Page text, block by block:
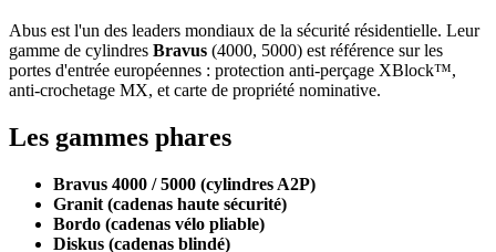
Abus est l'un des leaders mondiaux de la sécurité résidentielle. Leur
gamme de cylindres Bravus (4000, 5000) est référence sur les
portes d'entrée européennes : protection anti-perçage XBlock™,
anti-crochetage MX, et carte de propriété nominative.
Les gammes phares
Bravus 4000 / 5000 (cylindres A2P)
Granit (cadenas haute sécurité)
Bordo (cadenas vélo pliable)
Diskus (cadenas blindé)